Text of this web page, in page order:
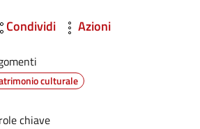
Condividi Azioni
culturale
chiave